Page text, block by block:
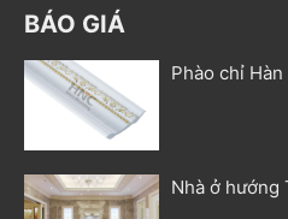
BÁO GIÁ
Phào chỉ
Nhà ở hướng